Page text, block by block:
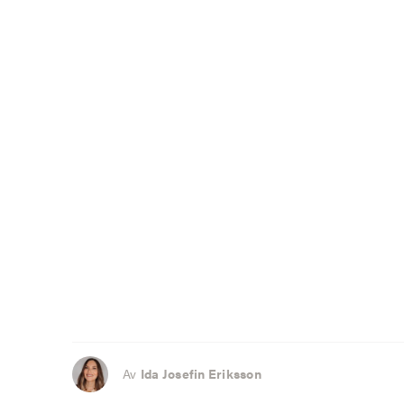
Av Ida Josefin Eriksson